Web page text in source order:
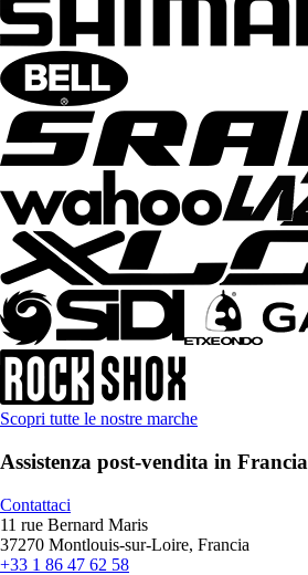
Scopri tutte le nostre marche
Assistenza post-vendita in Francia
Contattaci
11 rue Bernard Maris
37270 Montlouis-sur-Loire, Francia
+33 1 86 47 62 58